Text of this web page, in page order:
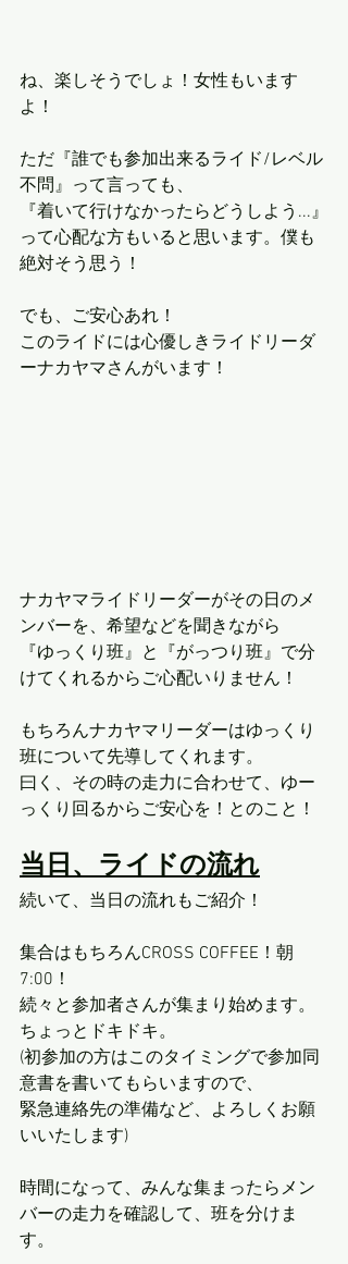
ね、楽しそうでしょ！女性もいます
よ！
ただ『誰でも参加出来るライド/レベル
不問』って言っても、
『着いて行けなかったらどうしよう...』
って心配な方もいると思います。僕も
絶対そう思う！
でも、ご安心あれ！
このライドには心優しきライドリーダ
ーナカヤマさんがいます！
ナカヤマライドリーダーがその日のメ
ンバーを、希望などを聞きながら
『ゆっくり班』と『がっつり班』で分
けてくれるからご心配いりません！
もちろんナカヤマリーダーはゆっくり
班について先導してくれます。
曰く、その時の走力に合わせて、ゆー
っくり回るからご安心を！とのこと！
当日、ライドの流れ
続いて、当日の流れもご紹介！
集合はもちろんCROSS COFFEE！朝
7:00！
続々と参加者さんが集まり始めます。
ちょっとドキドキ。
(初参加の方はこのタイミングで参加同
意書を書いてもらいますので、
緊急連絡先の準備など、よろしくお願
いいたします)
時間になって、みんな集まったらメン
バーの走力を確認して、班を分けま
す。